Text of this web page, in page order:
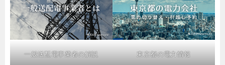
一般送配電事業者の解説 東京都の電力情報